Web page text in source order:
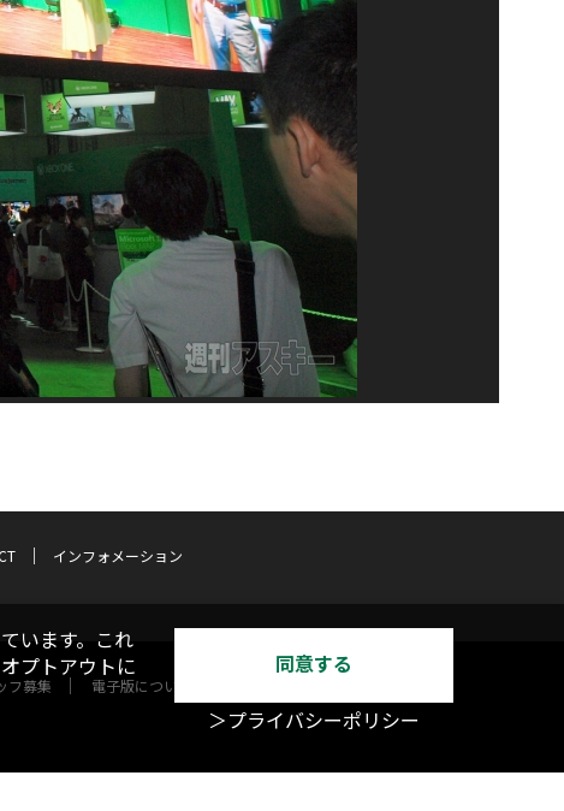
インフォメーション
フ募集 電子版について
います。これ
プトアウトに
同意する
＞プライバシーポリシー